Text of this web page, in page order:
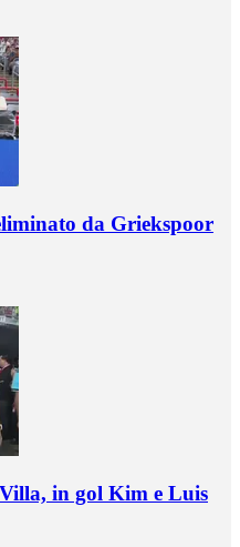
da Griekspoor
in gol Kim e Luis